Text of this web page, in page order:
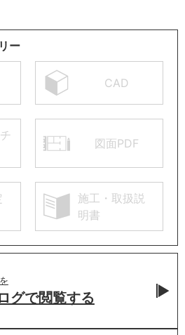
ー
CAD
図面PDF
施工・取扱説
明書
グで閲覧する